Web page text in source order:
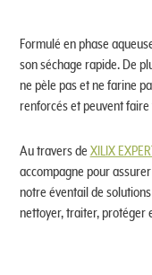
Formulé en phase
son séchage rapide. De
ne pèle pas et ne farine
renforcés et peuvent
Au travers de XILIX
accompagne pour
notre éventail de
nettoyer, traiter, protéger